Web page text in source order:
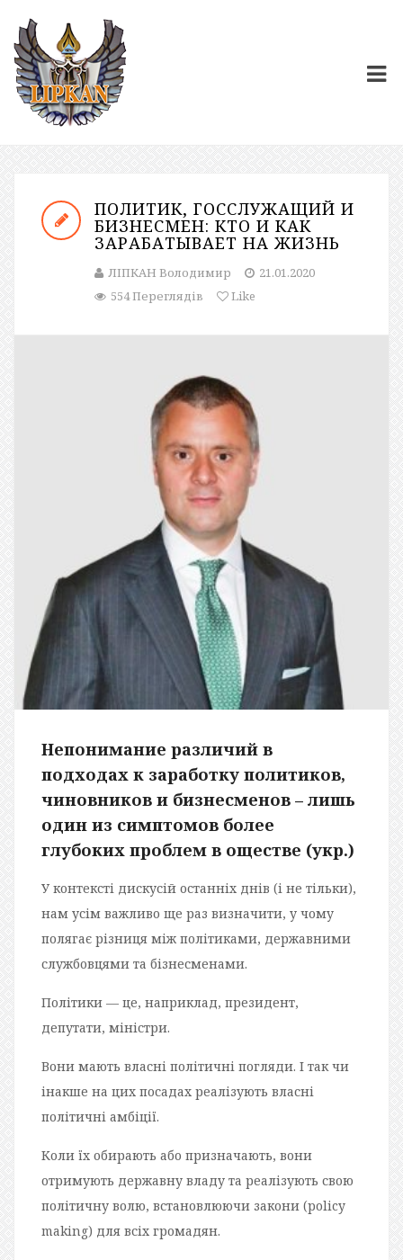
ПОЛИТИК, ГОССЛУЖАЩИЙ И
БИЗНЕСМЕН: КТО И КАК
ЗАРАБАТЫВАЕТ НА ЖИЗНЬ
ЛІПКАН Володимир
21.01.2020
554 Переглядів
Like
Непонимание различий в
подходах к заработку политиков,
чиновников и бизнесменов – лишь
один из симптомов более
глубоких проблем в оществе (укр.)
У контексті дискусій останніх днів (і не тільки),
нам усім важливо ще раз визначити, у чому
полягає різниця між політиками, державними
службовцями та бізнесменами.
Політики — це, наприклад, президент,
депутати, міністри.
Вони мають власні політичні погляди. І так чи
інакше на цих посадах реалізують власні
політичні амбіції.
Коли їх обирають або призначають, вони
отримують державну владу та реалізують свою
політичну волю, встановлюючи закони (policy
making) для всіх громадян.